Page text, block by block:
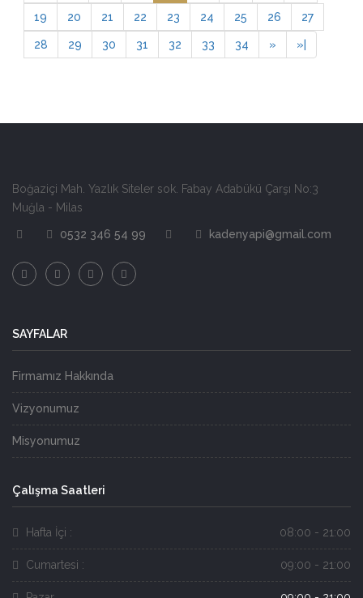
19 20 21 22 23 24 25 26 27
28 29 30 31 32 33 34 » »
Boğaziçi Mah. Yazlık Siteler sok. Fabay Adabükü Çarşı No:3
Muğla - Milas
0532 346 54 99 kadenyapi@gmail.com
SAYFALAR
Firmamız Hakkında
Vizyonumuz
Misyonumuz
Çalışma Saatleri
Hafta İçi : 08:00 - 21:00
Cumartesi : 09:00 - 21:00